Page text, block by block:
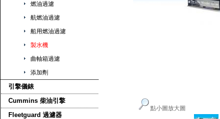
點小圖放大圖
燃油過濾
航燃油過濾
船用燃油過濾
製水機
曲軸箱過濾
添加劑
引擎儀錶
Cummins 柴油引擎
Fleetguard 過濾器